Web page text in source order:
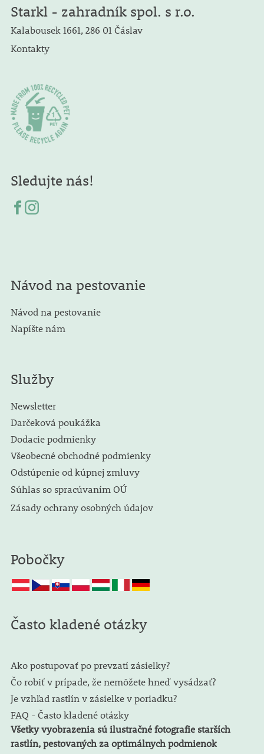
Starkl - zahradník spol. s r.o.
Kalabousek 1661, 286 01 Čáslav
Kontakty
Sledujte nás!
Návod na pestovanie
Návod na pestovanie
Napíšte nám
Služby
Newsletter
Darčeková poukážka
Dodacie podmienky
Všeobecné obchodné podmienky
Odstúpenie od kúpnej zmluvy
Súhlas so spracúvaním OÚ
Zásady ochrany osobných údajov
Pobočky
Často kladené otázky
Ako postupovať po prevzatí zásielky?
Čo robiť v prípade, že nemôžete hneď vysádzať?
Je vzhľad rastlín v zásielke v poriadku?
FAQ - Často kladené otázky
Všetky vyobrazenia sú ilustračné fotografie starších
rastlín, pestovaných za optimálnych podmienok